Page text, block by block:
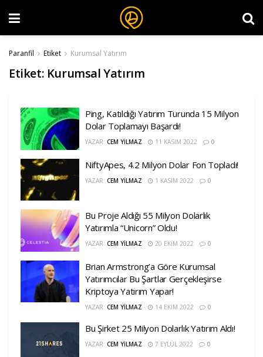
Paranfil Etiket Kurumsal Yatırım
Etiket: Kurumsal Yatırım
Ping, Katıldığı Yatırım Turunda 15 Milyon
Dolar Toplamayı Başardı!
YAZAR: CEM YILMAZ 11 KASIM 2022 0
NiftyApes, 4.2 Milyon Dolar Fon Topladı!
YAZAR: CEM YILMAZ 1 KASIM 2022 0
Bu Proje Aldığı 55 Milyon Dolarlık
Yatırımla “Unicorn” Oldu!
YAZAR: CEM YILMAZ 20 EKIM 2022 0
Brian Armstrong’a Göre Kurumsal
Yatırımcılar Bu Şartlar Gerçekleşirse
Kriptoya Yatırım Yapar!
YAZAR: CEM YILMAZ 14 EKIM 2022 0
Bu Şirket 25 Milyon Dolarlık Yatırım Aldı!
YAZAR: CEM YILMAZ 7 EYLÜL 2022 0